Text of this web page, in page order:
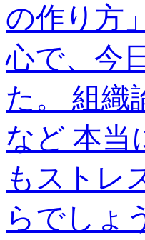
の作り方
心で、今
た。 組織
など 本当
もストレ
らでしょ